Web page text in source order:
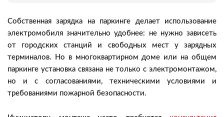
Собственная зарядка на паркинге делает использование
электромобиля значительно удобнее: не нужно зависеть
от городских станций и свободных мест у зарядных
терминалов. Но в многоквартирном доме или на общем
паркинге установка связана не только с электромонтажом,
но и с согласованиями, техническими условиями и
требованиями пожарной безопасности.